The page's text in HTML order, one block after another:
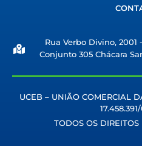
Rua Verbo Divino, 2001
Conjunto 305 Chácara
UCEB – UNIÃO COMERCIAL
TODOS OS DIREITOS